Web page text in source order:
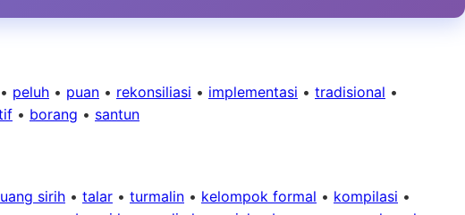
• peluh • puan • rekonsiliasi • implementasi • tradisional •
• borang • santun
sirih • talar • turmalin • kelompok formal • kompilasi •